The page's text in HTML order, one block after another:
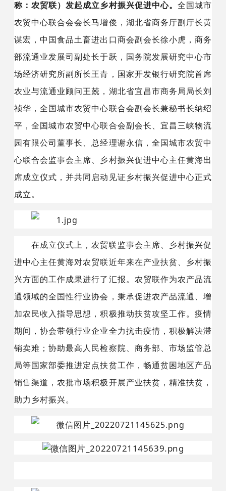
称：农贸联）发起成立乡村振兴促进中心。 全国城市
农贸中心联合会会长马增俊，湖北省商务厅副厅长黄
谋宏，中国食品土畜进出口商会副会长徐小虎，商务
部流通业发展司副处长于跃，国务院发展研究中心市
场经济研究所副所长王青，国家开发银行研究院首席
农业与流通业顾问王兢，湖北省宜昌市商务局局长刘
祯华，全国城市农贸中心联合会副会长兼秘书长纳绍
平，全国城市农贸中心联合会副会长、宜昌三峡物流
园有限公司董事长、总经理谢永信，全国城市农贸中
心联合会监事会主席、乡村振兴促进中心主任黄海出
席成立仪式，并共同启动见证乡村振兴促进中心正式
成立。
在成立仪式上，农贸联监事会主席、 乡村振兴促
进中心主任黄海对农贸联近年来在产业扶贫、乡村振
兴方面的工作成果进行了汇报。农贸联作为农产品流
通领域的全国性行业协会，秉承促进农产品流通、增
加农民收入指导思想，积极推动扶贫攻坚工作。疫情
期间，协会带领行业企业全力抗击疫情，积极解决滞
销卖难；协助最高人民检察院、商务部、市场监管总
局等国家部委推进定点扶贫工作，畅通贫困地区产品
销售渠道，农批市场积极开展产业扶贫，精准扶贫，
助力乡村振兴。